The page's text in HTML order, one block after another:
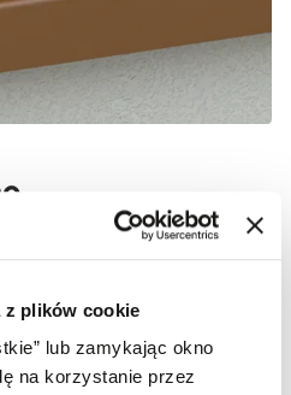
z plików cookie
lub zamykając okno
na korzystanie przez
rolety i ma przed
czyli wybicie
punktem okna.
element, który może